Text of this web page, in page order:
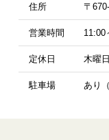
住所 〒
営業時間 11:00
定休日 木曜日
駐車場 あり